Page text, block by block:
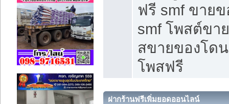
ฟรี smf ขาย
smf โพสต์ขา
สขายของโด
โพสฟรี
ฝากร้านฟรีเพิ่มยอดออนไลน์